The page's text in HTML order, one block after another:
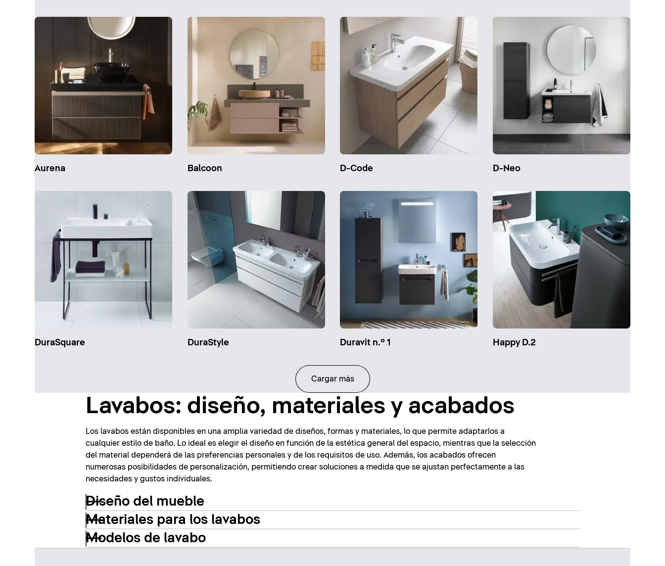
Aurena Balcoon D-Code D-Neo
DuraSquare DuraStyle Duravit n.º 1 Happy D.2
Cargar más
Lavabos: diseño, materiales y acabados
Los lavabos están disponibles en una amplia variedad de diseños, formas y materiales, lo que permite adaptarlos a
cualquier estilo de baño. Lo ideal es elegir el diseño en función de la estética general del espacio, mientras que la selección
del material dependerá de las preferencias personales y de los requisitos de uso. Además, los acabados ofrecen
numerosas posibilidades de personalización, permitiendo crear soluciones a medida que se ajustan perfectamente a las
necesidades y gustos individuales.
Diseño del mueble
Materiales para los lavabos
Modelos de lavabo